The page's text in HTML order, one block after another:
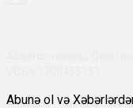
Abunə ol və